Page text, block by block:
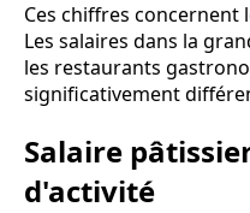
Ces chiffres concernent
Les salaires dans la
les restaurants
significativement
Salaire
d'activité